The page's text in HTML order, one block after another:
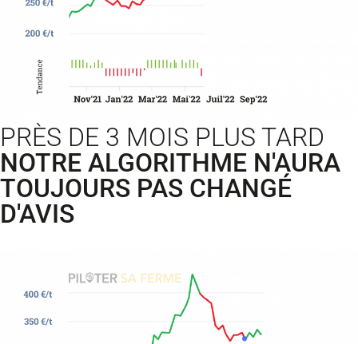
PRÈS DE 3 MOIS PLUS TARD
NOTRE ALGORITHME N'AURA
TOUJOURS PAS CHANGÉ
D'AVIS